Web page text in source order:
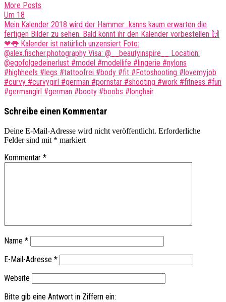
More Posts
Post
navigation
Um 18
Mein Kalender 2018 wird der Hammer…kanns kaum erwarten die
fertigen Bilder zu sehen. Bald könnt ihr den Kalender vorbestellen 🙌
❤👅 Kalender ist natürlich unzensiert Foto:
@alex.fischer.photography Visa: @__beautyinspire__ Location:
@egofolgedeinerlust #model #modellife #lingerie #nylons
#highheels #legs #tattoofrei #body #fit #Fotoshooting #lovemyjob
#curvy #curvygirl #german #pornstar #shooting #work #fitness #fun
#germangirl #german #booty #boobs #longhair
Schreibe einen Kommentar
Deine E-Mail-Adresse wird nicht veröffentlicht. Erforderliche
Felder sind mit * markiert
Kommentar *
Name *
E-Mail-Adresse *
Website
Bitte gib eine Antwort in Ziffern ein: